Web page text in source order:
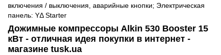
включения / выключения, аварийные кнопки; Электрическая
панель: YΔ Starter
Дожимные компрессоры Alkin 530 Booster 15
кВт - отличная идея покупки в интернет -
магазине tusk.ua